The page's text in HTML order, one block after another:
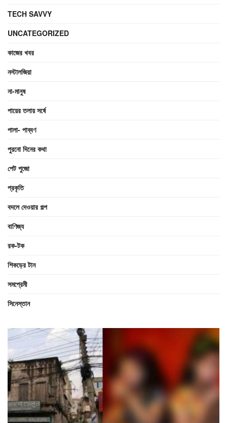
TECH SAVVY
UNCATEGORIZED
কাজের খবর
নস্টালজিয়া
না-মানুষ
পায়ের তলায় সর্ষে
পালা- পাব্বণ
পুরনো দিনের কথা
পেট পুজো
প্রকৃতি
বদলে দেওয়ার গল্প
বাণিজ্য
রক-টক
শিকড়ের টান
সমপ্রেমী
সিনেস্তান